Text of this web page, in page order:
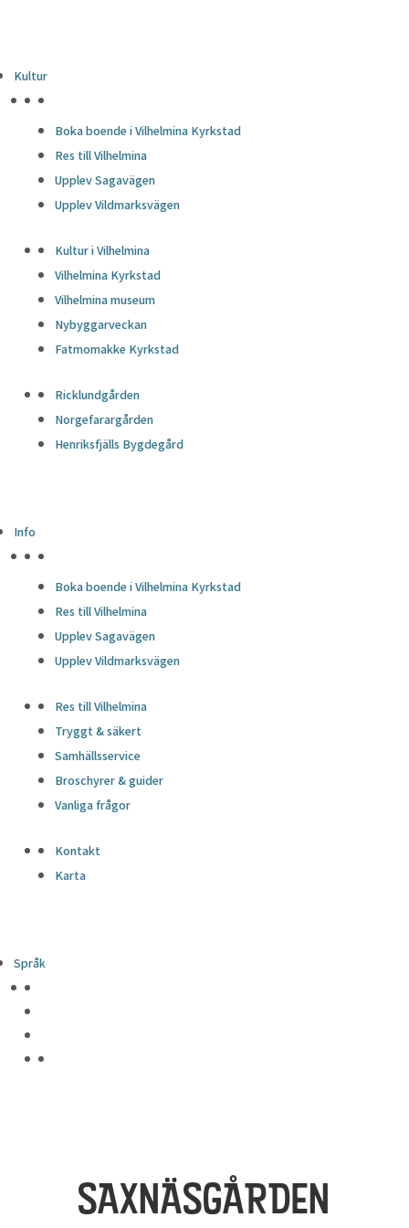
Kultur
Boka boende i Vilhelmina Kyrkstad
Res till Vilhelmina
Upplev Sagavägen
Upplev Vildmarksvägen
Kultur i Vilhelmina
Vilhelmina Kyrkstad
Vilhelmina museum
Nybyggarveckan
Fatmomakke Kyrkstad
Ricklundgården
Norgefarargården
Henriksfjälls Bygdegård
Info
Boka boende i Vilhelmina Kyrkstad
Res till Vilhelmina
Upplev Sagavägen
Upplev Vildmarksvägen
Res till Vilhelmina
Tryggt & säkert
Samhällsservice
Broschyrer & guider
Vanliga frågor
Kontakt
Karta
Språk
SAXNÄSGÅRDEN